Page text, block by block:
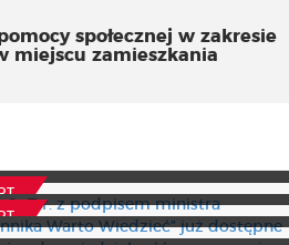
społecznej w zakresie
miejscu zamieszkania
odpowiedzialność za
określonych